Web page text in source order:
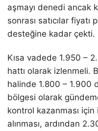
aşmayı denedi ancak
sonrası satıcılar
desteğine kadar çekti.
Kısa vadede 1.950 –
hattı olarak izlenmeli.
halinde 1.800 – 1.900
bölgesi olarak
kontrol kazanması
alınması, ardından